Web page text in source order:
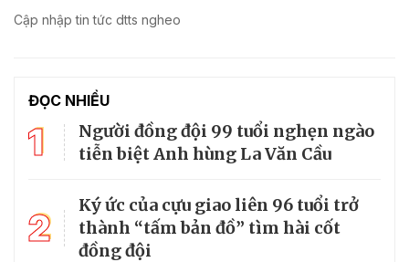
Cập nhập tin tức dtts ngheo
ĐỌC NHIỀU
1
Người đồng đội 99 tuổi nghẹn ngào
tiễn biệt Anh hùng La Văn Cầu
2
Ký ức của cựu giao liên 96 tuổi trở
thành “tấm bản đồ” tìm hài cốt
đồng đội